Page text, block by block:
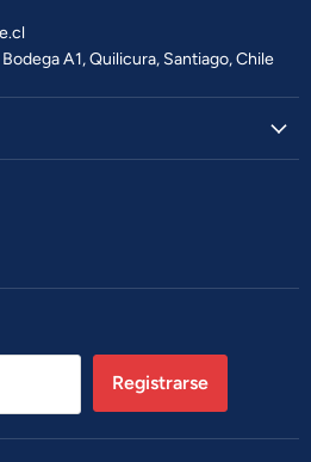
A1, Quilicura, Santiago, Chile
Registrarse